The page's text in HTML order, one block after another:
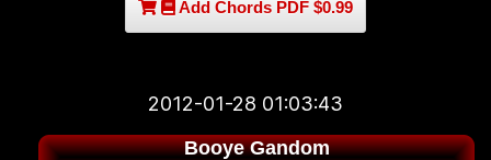
Add Chords PDF $0.99
2012-01-28 01:03:43
Booye Gandom